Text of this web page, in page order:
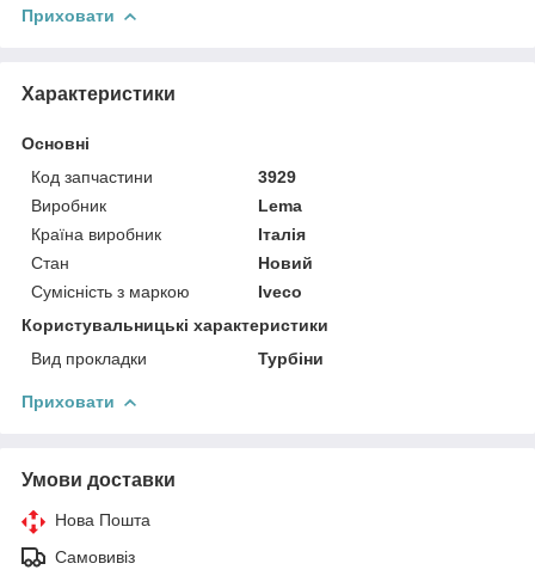
Приховати
Характеристики
Основні
Код запчастини
3929
Виробник
Lema
Країна виробник
Італія
Стан
Новий
Сумісність з маркою
Iveco
Користувальницькі характеристики
Вид прокладки
Турбіни
Приховати
Умови доставки
Нова Пошта
Самовивіз